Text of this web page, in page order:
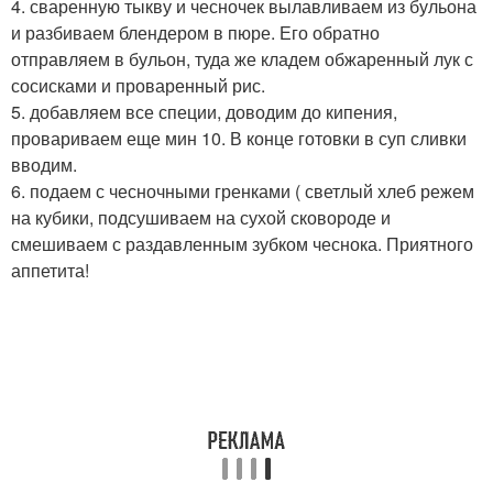
4. сваренную тыкву и чесночек вылавливаем из бульона
и разбиваем блендером в пюре. Его обратно
отправляем в бульон, туда же кладем обжаренный лук с
сосисками и проваренный рис.
5. добавляем все специи, доводим до кипения,
провариваем еще мин 10. В конце готовки в суп сливки
вводим.
6. подаем с чесночными гренками ( светлый хлеб режем
на кубики, подсушиваем на сухой сковороде и
смешиваем с раздавленным зубком чеснока. Приятного
аппетита!